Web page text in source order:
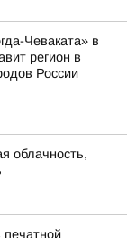
Чеваката» в
регион в
России
облачность,
печатной